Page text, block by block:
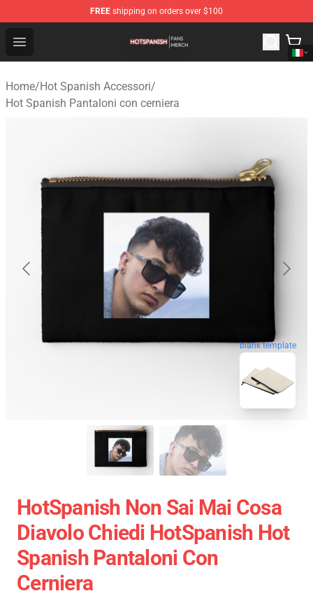
FREE shipping on orders over $100
Open menu
Hot Spanish Shop - Official Hot Spanish Merchandise
Home/Hot Spanish Accessori/
Hot Spanish Pantaloni con cerniera
blank template
HotSpanish Non Sai Mai Cosa
Diavolo Chiedi HotSpanish Hot
Spanish Pantaloni Con
Cerniera